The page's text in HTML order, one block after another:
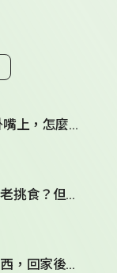
孩子老愛把「好無聊 」掛嘴上，怎麼辦？
為什麼在家吃飯時，孩子老挑食？但在幼兒園不會？
為什麼孩子在學校能收東西，回家後卻物品亂丟呢？